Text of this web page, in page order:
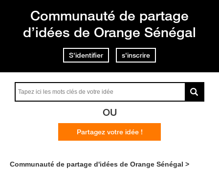
Communauté de partage
d’idées de Orange Sénégal
S'identifier s'inscrire
OU
Partagez votre idée !
Communauté de partage d'idées de Orange Sénégal